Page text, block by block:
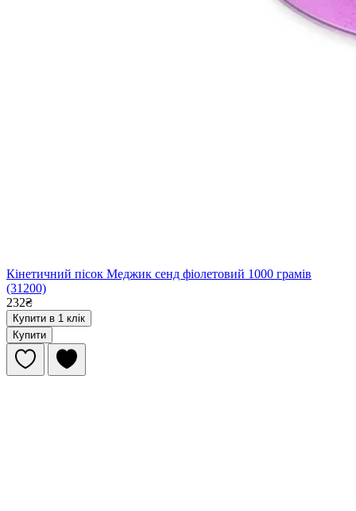
Кінетичний пісок Меджик сенд фіолетовий 1000 грамів
(31200)
232₴
Купити в 1 клік
Купити